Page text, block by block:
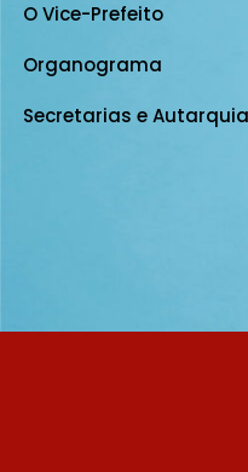
O Vice-Prefeito
Organograma
Secretarias e